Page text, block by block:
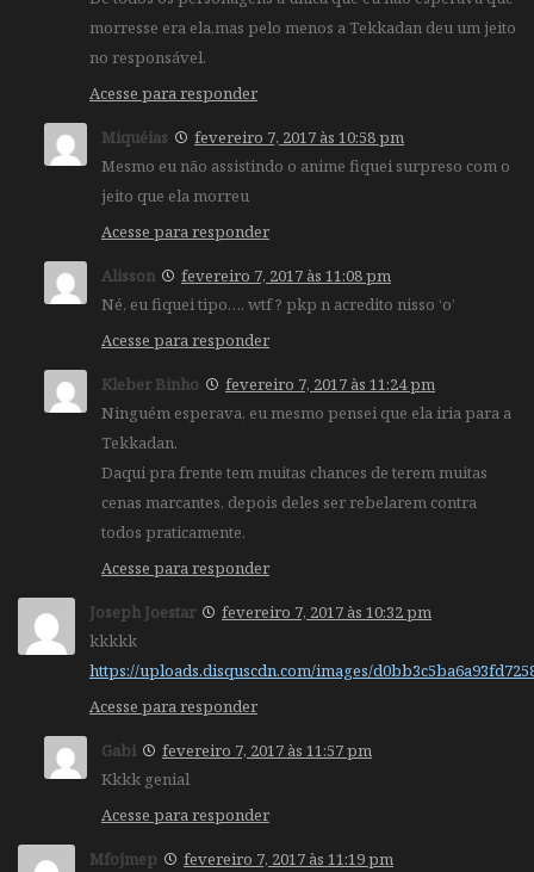
morresse era ela,mas pelo menos a Tekkadan deu um jeito
no responsável.
Acesse para responder
Miquéias
fevereiro 7, 2017 às 10:58 pm
Mesmo eu não assistindo o anime fiquei surpreso com o
jeito que ela morreu
Acesse para responder
Alisson
fevereiro 7, 2017 às 11:08 pm
Né, eu fiquei tipo…. wtf ? pkp n acredito nisso ‘o’
Acesse para responder
Kleber Binho
fevereiro 7, 2017 às 11:24 pm
Ninguém esperava, eu mesmo pensei que ela iria para a
Tekkadan.
Daqui pra frente tem muitas chances de terem muitas
cenas marcantes, depois deles ser rebelarem contra
todos praticamente.
Acesse para responder
Joseph Joestar
fevereiro 7, 2017 às 10:32 pm
kkkkk
https://uploads.disquscdn.com/images/
Acesse para responder
Gabi
fevereiro 7, 2017 às 11:57 pm
Kkkk genial
Acesse para responder
Mfojmep
fevereiro 7, 2017 às 11:19 pm